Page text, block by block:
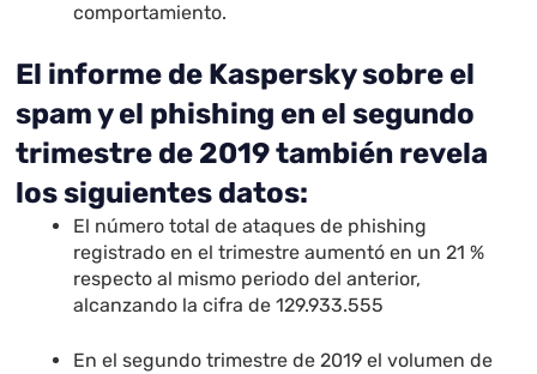
comportamiento.
El informe de Kaspersky sobre el
spam y el phishing en el segundo
trimestre de 2019 también revela
los siguientes datos:
El número total de ataques de phishing
registrado en el trimestre aumentó en un 21 %
respecto al mismo periodo del anterior,
alcanzando la cifra de 129.933.555
En el segundo trimestre de 2019 el volumen de